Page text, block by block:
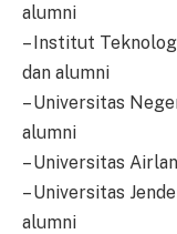
alumni
– Institut
dan alumni
– Universitas
alumni
– Universitas
– Universitas
alumni